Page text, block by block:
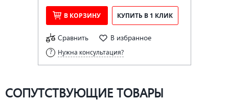
В КОРЗИНУ КУПИТЬ В 1 КЛИК
Сравнить В избранное
Нужна консультация?
СОПУТСТВУЮЩИЕ ТОВАРЫ